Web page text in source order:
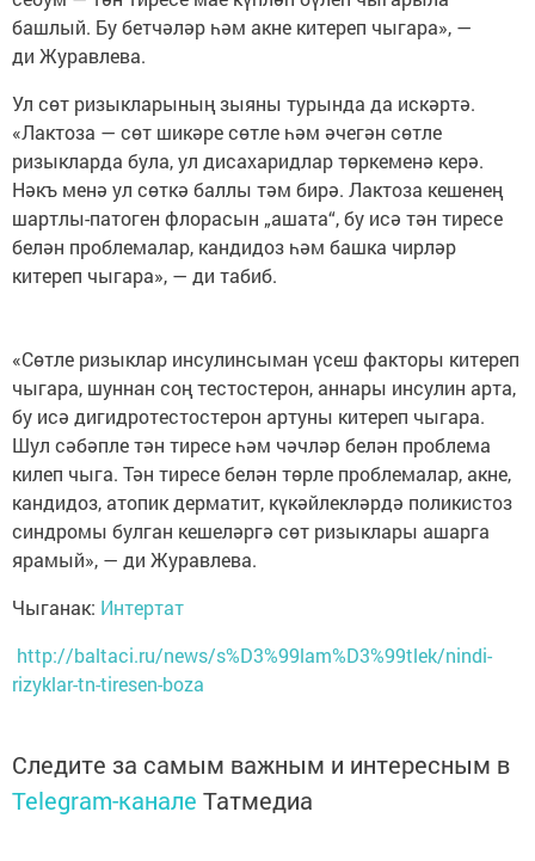
башлый. Бу бетчәләр һәм акне китереп чыгара», —
ди Журавлева.
Ул сөт ризыкларының зыяны турында да искәртә.
«Лактоза — сөт шикәре сөтле һәм әчегән сөтле
ризыкларда була, ул дисахаридлар төркеменә керә.
Нәкъ менә ул сөткә баллы тәм бирә. Лактоза кешенең
шартлы-патоген флорасын „ашата“, бу исә тән тиресе
белән проблемалар, кандидоз һәм башка чирләр
китереп чыгара», — ди табиб.
«Сөтле ризыклар инсулинсыман үсеш факторы китереп
чыгара, шуннан соң тестостерон, аннары инсулин арта,
бу исә дигидротестостерон артуны китереп чыгара.
Шул сәбәпле тән тиресе һәм чәчләр белән проблема
килеп чыга. Тән тиресе белән төрле проблемалар, акне,
кандидоз, атопик дерматит, күкәйлекләрдә поликистоз
синдромы булган кешеләргә сөт ризыклары ашарга
ярамый», — ди Журавлева.
Чыганак: Интертат
http://baltaci.ru/news/s%D3%99lam%D3%99tlek/nindi-
rizyklar-tn-tiresen-boza
Следите за самым важным и интересным в
Telegram-канале Татмедиа